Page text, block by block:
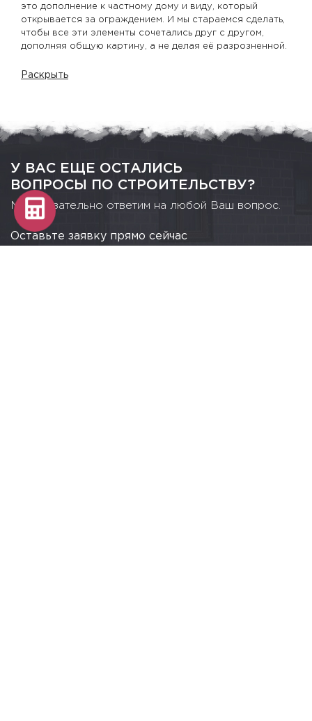
это дополнение к частному дому и виду, который
открывается за ограждением. И мы стараемся сделать,
чтобы все эти элементы сочетались друг с другом,
дополняя общую картину, а не делая её разрозненной.
Раскрыть
У ВАС ЕЩЕ ОСТАЛИСЬ
ВОПРОСЫ ПО СТРОИТЕЛЬСТВУ?
Мы обязательно ответим на любой Ваш вопрос.
Оставьте заявку прямо сейчас